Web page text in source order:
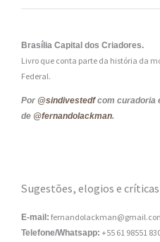
Brasília Capital dos Criadores.
Livro que conta parte da história da
Federal.
Por @sindivestedfcom curadoria
de @fernandolackman.
Sugestões, elogios e
E-mail:
Telefone/Whatsapp: +55 61 98551